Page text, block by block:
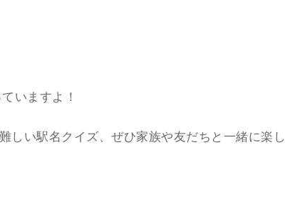
いますよ！
しい駅名クイズ、ぜひ家族や友だちと一緒に楽し